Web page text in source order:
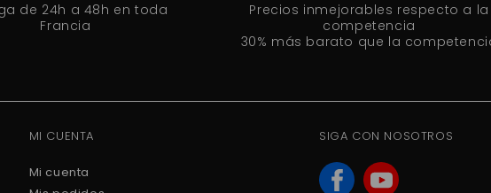
de 24h a 48h en toda
Francia
Precios inmejorables respecto a la
competencia
30% más barato que la
MI CUENTA
Mi cuenta
SIGA CON NOSOTROS